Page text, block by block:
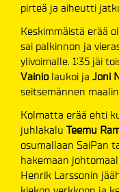
pirteä ja aiheutti
Keskimmäistä erää
sai palkinnon ja
ylivoimalle. 1:35 jäi
Vainio laukoi ja Joni
seitsemännen
Kolmatta erää ehti
juhlakalu Teemu
osumallaan SaiPan
hakemaan
Henrik Larssonin